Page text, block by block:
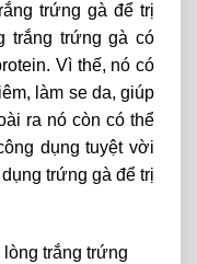
trứng gà để trị
trắng trứng gà có
Vì thế, nó có
làm se da, giúp
ra nó còn có thể
dụng tuyệt vời
trứng gà để trị
trắng trứng